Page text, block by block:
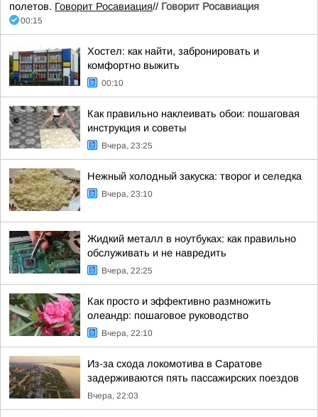
полетов. Говорит Росавиация// Говорит Росавиация
00:15
Хостел: как найти, забронировать и
комфортно выжить
00:10
Как правильно наклеивать обои: пошаговая
инструкция и советы
Вчера, 23:25
Нежный холодный закуска: творог и селедка
Вчера, 23:10
Жидкий металл в ноутбуках: как правильно
обслуживать и не навредить
Вчера, 22:25
Как просто и эффективно размножить
олеандр: пошаговое руководство
Вчера, 22:10
Из-за схода локомотива в Саратове
задерживаются пять пассажирских поездов
Вчера, 22:03